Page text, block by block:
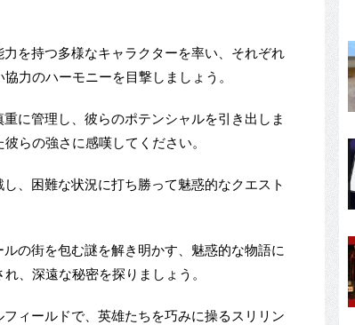
を持つ多様なキャラクターを率い、それぞれ
力のハーモニーを目撃しましょう。
に管理し、彼らのポテンシャルを引き出しま
らの強さに感嘆してください。
、困難な状況に打ち勝って魅惑的なクエスト
の街を包む謎を解き明かす、魅惑的な物語に
、深遠な秘密を探りましょう。
ィールドで、英雄たちを巧みに操るスリリン